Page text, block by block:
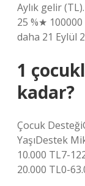
Aylık gelir
25 %★
daha 21 Eylül
1
kadar?
Çocuk
YaşıDestek
10.000 TL7-
20.000 TL0-